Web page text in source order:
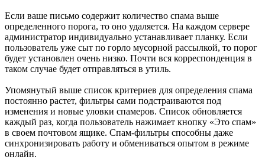
Если ваше письмо содержит количество спама выше
определенного порога, то оно удаляется. На каждом сервере
администратор индивидуально устанавливает планку. Если
пользователь уже сыт по горло мусорной рассылкой, то порог
будет установлен очень низко. Почти вся корреспонденция в
таком случае будет отправляться в утиль.
Упомянутый выше список критериев для определения спама
постоянно растет, фильтры сами подстраиваются под
изменения и новые уловки спамеров. Список обновляется
каждый раз, когда пользователь нажимает кнопку «Это спам»
в своем почтовом ящике. Спам-фильтры способны даже
синхронизировать работу и обмениваться опытом в режиме
онлайн.